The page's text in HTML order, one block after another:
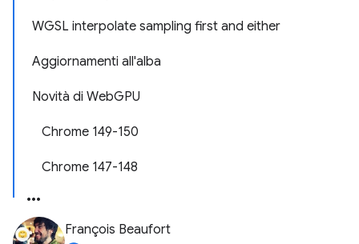
WGSL interpolate sampling first and either
Aggiornamenti all'alba
Novità di WebGPU
Chrome 149-150
Chrome 147-148
François Beaufort